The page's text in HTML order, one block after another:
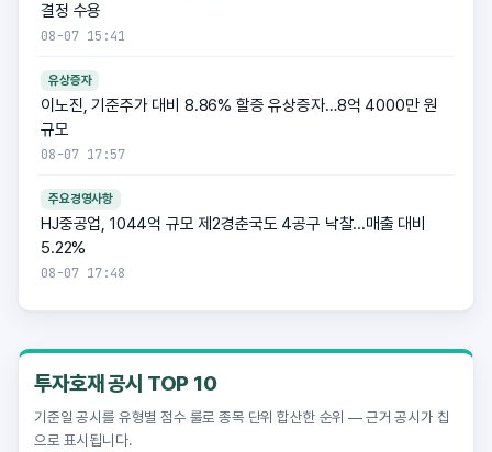
결정 수용
08-07 15:41
유상증자
이노진, 기준주가 대비 8.86% 할증 유상증자…8억 4000만 원
규모
08-07 17:57
주요경영사항
HJ중공업, 1044억 규모 제2경춘국도 4공구 낙찰...매출 대비
5.22%
08-07 17:48
투자호재 공시 TOP 10
기준일 공시를 유형별 점수 룰로 종목 단위 합산한 순위 — 근거 공시가 칩
으로 표시됩니다.